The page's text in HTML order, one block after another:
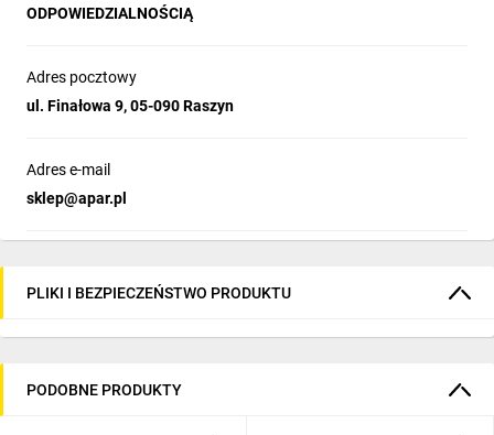
zakres temperatury pracy: 0÷50°C
stopień ochrony: IP40 od czoła, IP20 od strony złącz
materiał: poliwęglan, ABS
ODPOWIEDZIALNOŚCIĄ
Adres pocztowy
ul. Finałowa 9, 05-090 Raszyn
Adres e-mail
sklep@apar.pl
PLIKI I BEZPIECZEŃSTWO PRODUKTU
PODOBNE PRODUKTY